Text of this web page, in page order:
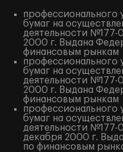
профессионального
бумаг на
деятельности №177-
2000 г. Выдана
финансовым рынкам
профессионального
бумаг на
деятельности
2000 г. Выдана
финансовым рынкам
профессионального
бумаг на
деятельности №177-
декабря 2000 г.
по финансовым